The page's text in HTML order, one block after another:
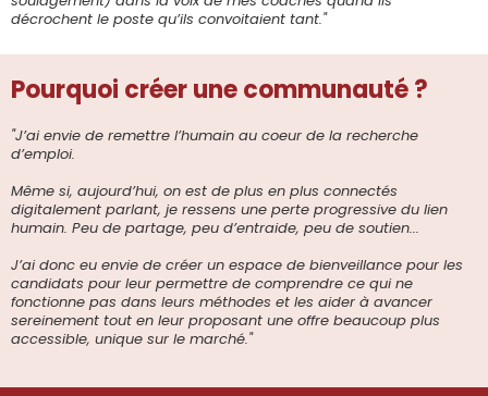
décrochent le poste qu’ils convoitaient tant."
Pourquoi créer une communauté ?
"J’ai envie de remettre l’humain au coeur de la recherche
d’emploi.
Même si, aujourd’hui, on est de plus en plus connectés
digitalement parlant, je ressens une perte progressive du lien
humain. Peu de partage, peu d’entraide, peu de soutien...
J’ai donc eu envie de créer un espace de bienveillance pour les
candidats pour leur permettre de comprendre ce qui ne
fonctionne pas dans leurs méthodes et les aider à avancer
sereinement tout en leur proposant une offre beaucoup plus
accessible, unique sur le marché."